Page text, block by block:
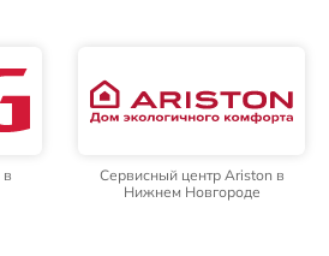
в
Сервисный центр Ariston в
Нижнем Новгороде